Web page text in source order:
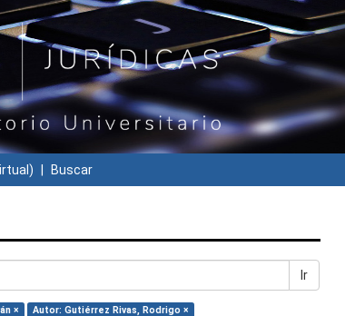
Buscar
Ir
×
Autor: Gutiérrez Rivas, Rodrigo ×